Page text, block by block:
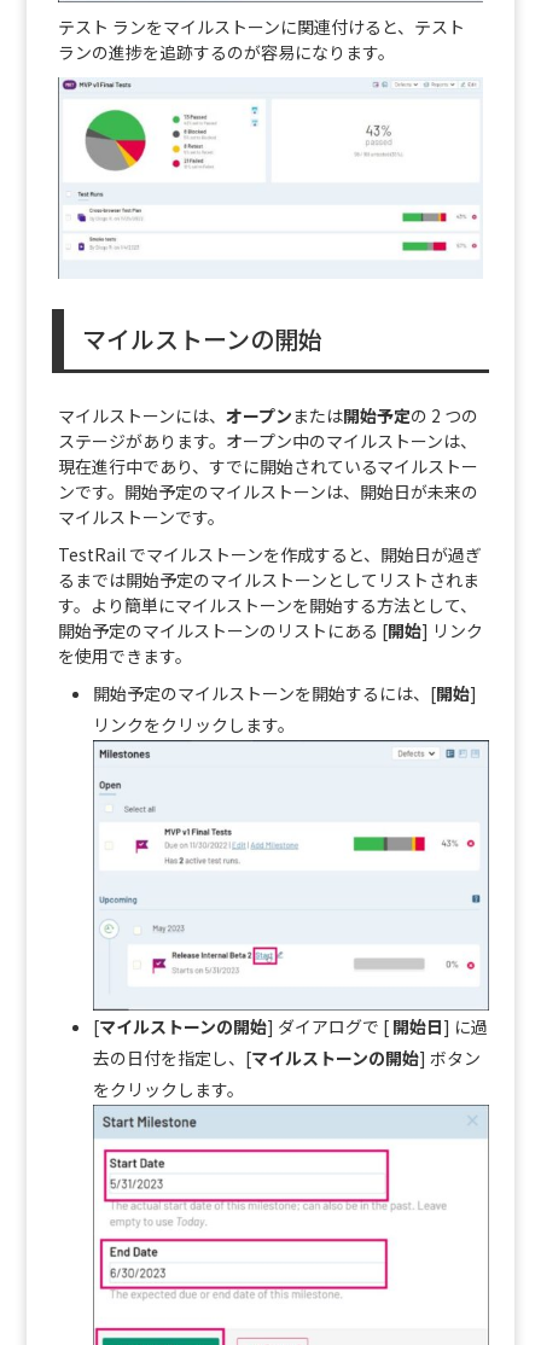
テスト ランをマイルストーンに関連付けると、テスト
ランの進捗を追跡するのが容易になります。
マイルストーンの開始
マイルストーンには、 オープンまたは開始予定の 2 つの
ステージがあります。オープン中のマイルストーンは、
現在進行中であり、すでに開始されているマイルストー
ンです。開始予定のマイルストーンは、開始日が未来の
マイルストーンです。
TestRail でマイルストーンを作成すると、開始日が過ぎ
るまでは開始予定のマイルストーンとしてリストされま
す。より簡単にマイルストーンを開始する方法として、
開始予定のマイルストーンのリストにある [開始] リンク
を使用できます。
開始予定のマイルストーンを開始するには、[開始]
リンクをクリックします。
[マイルストーンの開始] ダイアログで [ 開始日] に過
去の日付を指定し、[マイルストーンの開始] ボタン
をクリックします。